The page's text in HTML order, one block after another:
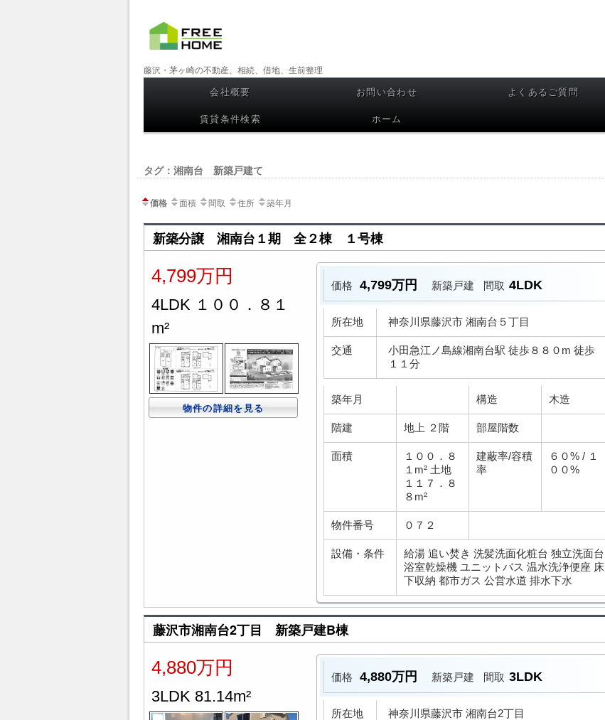
【フリー
ホーム】
藤沢・茅
ヶ崎の不
動産、相
続、借
地、生前
整理
藤沢・茅ヶ崎の不動産、相続、借地、生前整理
コンテンツへスキップ
会社概要 お問い合わせ よくあるご質問
賃貸条件検索
ホーム
タグ：湘南台 新築戸建て
価格 面積 間取 住所 築年月
新築分譲 湘南台１期 全２棟 １号棟
4,799万円
4LDK １００．８１
m²
物件の詳細を見る
価格 4,799万円 新築戸建 間取 4LDK
所在地 神奈川県藤沢市 湘南台５丁目
交通
小田急江ノ島線湘南台駅 徒歩８８０m 徒歩
１１分
築年月 構造 木造
階建 地上 ２階 部屋階数
面積
１００．８
１m² 土地
１１７．８
８m²
建蔽率/容積
率
６０% / １
００%
物件番号 ０７２
設備・条件 給湯 追い焚き 洗髪洗面化粧台 独立洗面台
浴室乾燥機 ユニットバス 温水洗浄便座 床
下収納 都市ガス 公営水道 排水下水
藤沢市湘南台2丁目 新築戸建B棟
4,880万円
3LDK 81.14m²
価格 4,880万円 新築戸建 間取 3LDK
所在地 神奈川県藤沢市 湘南台2丁目